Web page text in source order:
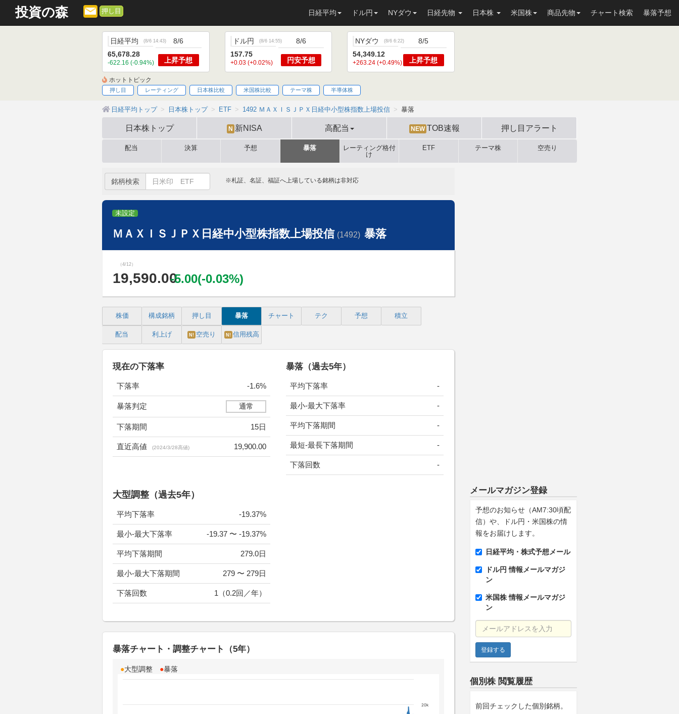
投資の森 押し目 日経平均 ドル円 NYダウ 日経先物 日本株 米国株 商品先物 チャート検索 暴落予想
日経平均 (8/6 14:43)
65,678.28
-622.16 (-0.94%)
8/6
上昇予想
ドル円 (8/6 14:55)
157.75
+0.03 (+0.02%)
8/6
円安予想
NYダウ (8/6 6:22)
54,349.12
+263.24 (+0.49%)
8/5
上昇予想
ホットトピック
押し目 レーティング 日本株比較 米国株比較 テーマ株 半導体株
日経平均トップ 日本株トップ ETF 1492 ＭＡＸＩＳＪＰＸ日経中小型株指数上場投信 暴落
日本株トップ N 新NISA 高配当 NEW TOB速報 押し目 アラート
配当 決算 予想 暴落
レーティング格付
け
ETF テーマ株 空売り
銘柄検索 ※札証、名証、福証へ上場している銘柄は非対応
未設定
ＭＡＸＩＳＪＰＸ日経中小型株指数上場投信 (1492) 暴落
（4/12）
19,590.00-5.00(-0.03%)
株価 構成銘柄 押し目 暴落 チャート テク 予想 積立
配当 利上げ N! 空売り N! 信用残高
現在の下落率
下落率 -1.6%
暴落判定 通常
下落期間 15日
直近高値 (2024/3/28高値) 19,900.00
暴落（過去5年）
平均下落率 -
最小-最大下落率 -
平均下落期間 -
最短-最長下落期間 -
下落回数 -
大型調整（過去5年）
平均下落率 -19.37%
最小-最大下落率 -19.37 〜 -19.37%
平均下落期間 279.0日
最小-最大下落期間 279 〜 279日
下落回数 1（0.2回／年）
暴落チャート・調整チャート（5年）
●大型調整 ●暴落
20k
メールマガジン登録
予想のお知らせ（AM7:30頃配
信）や、ドル円・米国株の情
報をお届けします。
日経平均・株式予想メール
ドル円 情報メールマガジ
ン
米国株 情報メールマガジ
ン
メールアドレスを入力
個別株 閲覧履歴
前回チェックした個別銘柄。